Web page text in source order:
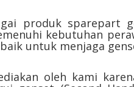
produk sparepart
kebutuhan
untuk menjaga
oleh kami